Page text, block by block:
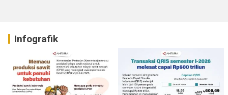
Infografik